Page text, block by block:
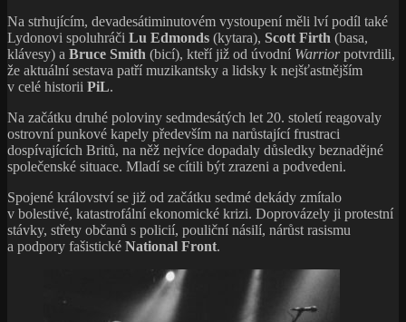
Na strhujícím, devadesátiminutovém vystoupení měli lví podíl také
Lydonovi spoluhráči Lu Edmonds (kytara), Scott Firth (basa,
klávesy) a Bruce Smith (bicí), kteří již od úvodní Warriorpotvrdili,
že aktuální sestava patří muzikantsky a lidsky k nejšťastnějším
v celé historii PiL.
Na začátku druhé poloviny sedmdesátých let 20. století reagovaly
ostrovní punkové kapely především na narůstající frustraci
dospívajících Britů, na něž nejvíce dopadaly důsledky beznadějné
společenské situace. Mladí se cítili být zrazeni a podvedeni.
Spojené království se již od začátku sedmé dekády zmítalo
v bolestivé, katastrofální ekonomické krizi. Doprovázely ji protestní
stávky, střety občanů s policií, pouliční násilí, nárůst rasismu
a podpory fašistické National Front.